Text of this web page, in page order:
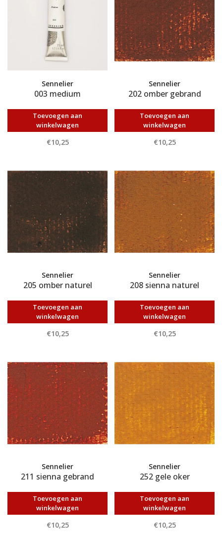
Sennelier
003 medium
Toevoegen aan
winkelwagen
€10,25
Sennelier
202 omber gebrand
Toevoegen aan
winkelwagen
€10,25
Sennelier
205 omber naturel
Toevoegen aan
winkelwagen
€10,25
Sennelier
208 sienna naturel
Toevoegen aan
winkelwagen
€10,25
Sennelier
211 sienna gebrand
Toevoegen aan
winkelwagen
€10,25
Sennelier
252 gele oker
Toevoegen aan
winkelwagen
€10,25